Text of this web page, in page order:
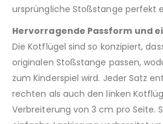
ursprüngliche Stoßstange perfekt
Hervorragende Passform und
Die Kotflügel sind so konzipiert,
originalen Stoßstange passen,
zum Kinderspiel wird. Jeder Satz
rechten als auch den linken
Verbreiterung von 3 cm pro Seite.